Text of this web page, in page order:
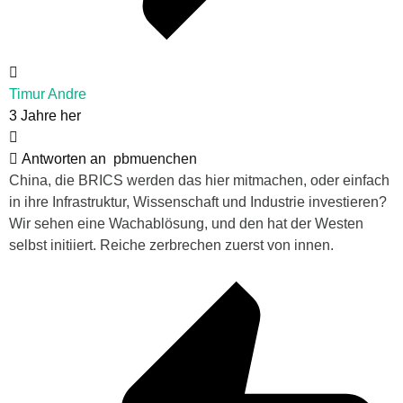
Timur Andre
3 Jahre her
Antworten an pbmuenchen
China, die BRICS werden das hier mitmachen, oder einfach
in ihre Infrastruktur, Wissenschaft und Industrie investieren?
Wir sehen eine Wachablösung, und den hat der Westen
selbst initiiert. Reiche zerbrechen zuerst von innen.